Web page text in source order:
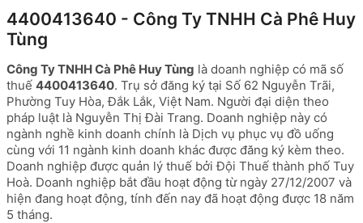
ty,
người
diện
hoặc
mã
số
thuế
...
4400413640 - Công Ty TNHH Cà Phê Huy
Tùng
Công Ty TNHH Cà Phê Huy Tùng là doanh nghiệp có mã số
thuế 4400413640. Trụ sở đăng ký tại Số 62 Nguyễn Trãi,
Phường Tuy Hòa, Đắk Lắk, Việt Nam. Người đại diện theo
pháp luật là Nguyễn Thị Đài Trang. Doanh nghiệp này có
ngành nghề kinh doanh chính là Dịch vụ phục vụ đồ uống
cùng với 11 ngành kinh doanh khác được đăng ký kèm theo.
Doanh nghiệp được quản lý thuế bởi Đội Thuế thành phố Tuy
Hoà. Doanh nghiệp bắt đầu hoạt động từ ngày 27/12/2007 và
hiện đang hoạt động, tính đến nay đã hoạt động được 18 năm
5 tháng.